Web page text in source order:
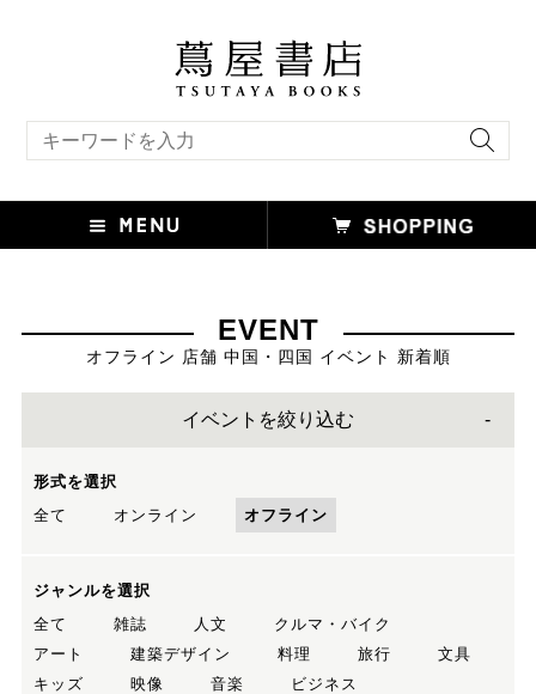
EVENT
オフライン 店舗 中国・四国 イベント 新着順
イベントを絞り込む
形式を選択
全て
オンライン オフライン
ジャンルを選択
全て
雑誌 人文
クルマ・バイク
アート
建築デザイン 料理 旅行
文具
キッズ
映像 音楽
ビジネス